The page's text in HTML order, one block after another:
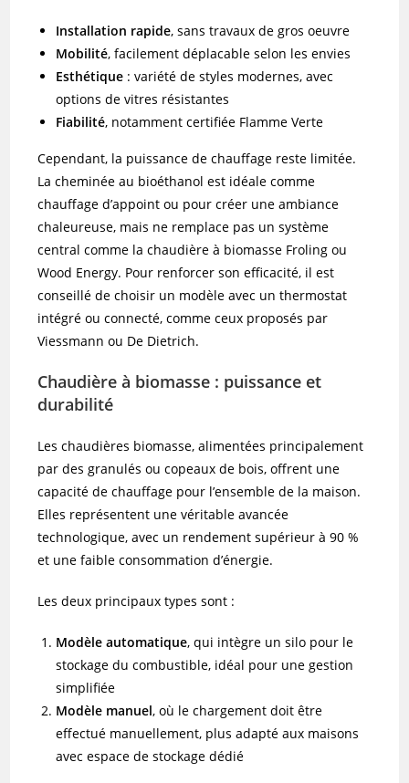
Installation rapide, sans travaux de gros oeuvre
Mobilité, facilement déplacable selon les envies
Esthétique : variété de styles modernes, avec
options de vitres résistantes
Fiabilité, notamment certifiée Flamme Verte
Cependant, la puissance de chauffage reste limitée.
La cheminée au bioéthanol est idéale comme
chauffage d’appoint ou pour créer une ambiance
chaleureuse, mais ne remplace pas un système
central comme la chaudière à biomasse Froling ou
Wood Energy. Pour renforcer son efficacité, il est
conseillé de choisir un modèle avec un thermostat
intégré ou connecté, comme ceux proposés par
Viessmann ou De Dietrich.
Chaudière à biomasse : puissance et
durabilité
Les chaudières biomasse, alimentées principalement
par des granulés ou copeaux de bois, offrent une
capacité de chauffage pour l’ensemble de la maison.
Elles représentent une véritable avancée
technologique, avec un rendement supérieur à 90 %
et une faible consommation d’énergie.
Les deux principaux types sont :
Modèle automatique, qui intègre un silo pour le
stockage du combustible, idéal pour une gestion
simplifiée
Modèle manuel, où le chargement doit être
effectué manuellement, plus adapté aux maisons
avec espace de stockage dédié